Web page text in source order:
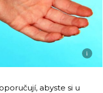
i
abyste si u